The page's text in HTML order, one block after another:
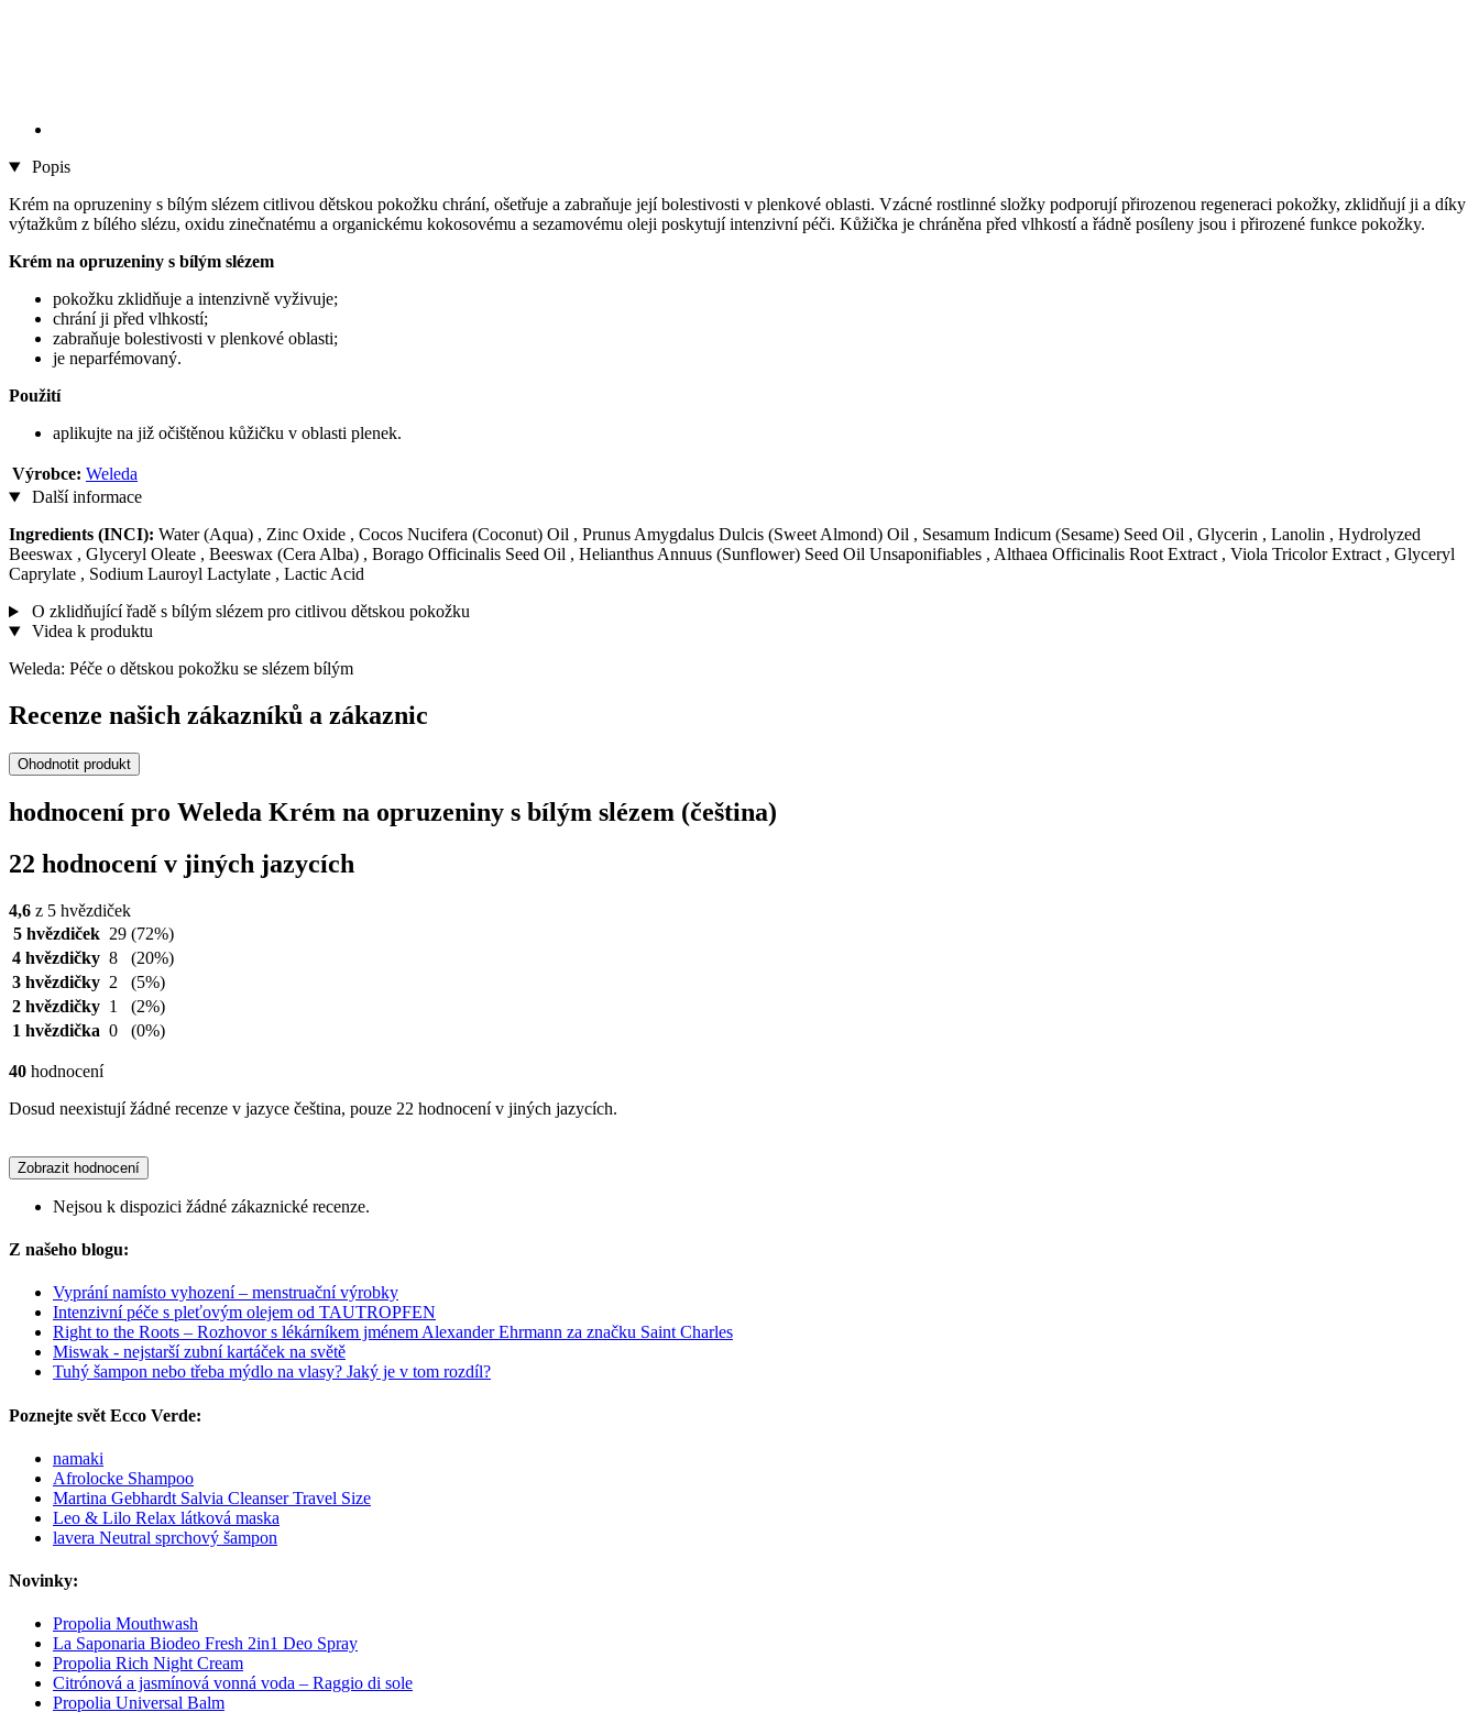
Popis
Krém na opruzeniny s bílým slézem citlivou dětskou pokožku chrání, ošetřuje a zabraňuje její bolestivosti v plenkové oblasti. Vzácné rostlinné složky podporují přirozenou regeneraci pokožky, zklidňují ji a díky
výtažkům z bílého slézu, oxidu zinečnatému a organickému kokosovému a sezamovému oleji poskytují intenzivní péči. Kůžička je chráněna před vlhkostí a řádně posíleny jsou i přirozené funkce pokožky.
Krém na opruzeniny s bílým slézem
pokožku zklidňuje a intenzivně vyživuje;
chrání ji před vlhkostí;
zabraňuje bolestivosti v plenkové oblasti;
je neparfémovaný.
Použití
aplikujte na již očištěnou kůžičku v oblasti plenek.
Výrobce: Weleda
Další informace
Ingredients (INCI): Water (Aqua) , Zinc Oxide , Cocos Nucifera (Coconut) Oil , Prunus Amygdalus Dulcis (Sweet Almond) Oil , Sesamum Indicum (Sesame) Seed Oil , Glycerin , Lanolin , Hydrolyzed
Beeswax , Glyceryl Oleate , Beeswax (Cera Alba) , Borago Officinalis Seed Oil , Helianthus Annuus (Sunflower) Seed Oil Unsaponifiables , Althaea Officinalis Root Extract , Viola Tricolor Extract , Glyceryl
Caprylate , Sodium Lauroyl Lactylate , Lactic Acid
O zklidňující řadě s bílým slézem pro citlivou dětskou pokožku
Videa k produktu
Weleda: Péče o dětskou pokožku se slézem bílým
Recenze našich zákazníků a zákaznic
Ohodnotit produkt
hodnocení pro Weleda Krém na opruzeniny s bílým slézem (čeština)
22 hodnocení v jiných jazycích
4,6 z 5 hvězdiček
5 hvězdiček 29 (72%)
4 hvězdičky 8
(20%)
3 hvězdičky 2
(5%)
2 hvězdičky 1
(2%)
1 hvězdička 0 (0%)
40 hodnocení
Dosud neexistují žádné recenze v jazyce čeština, pouze 22 hodnocení v jiných jazycích.
Zobrazit hodnocení
Nejsou k dispozici žádné zákaznické recenze.
Z našeho blogu:
Vyprání namísto vyhození – menstruační výrobky
Intenzivní péče s pleťovým olejem od TAUTROPFEN
Right to the Roots – Rozhovor s lékárníkem jménem Alexander Ehrmann za značku Saint Charles
Miswak - nejstarší zubní kartáček na světě
Tuhý šampon nebo třeba mýdlo na vlasy? Jaký je v tom rozdíl?
Poznejte svět Ecco Verde:
namaki
Afrolocke Shampoo
Martina Gebhardt Salvia Cleanser Travel Size
Leo & Lilo Relax látková maska
lavera Neutral sprchový šampon
Novinky:
Propolia Mouthwash
La Saponaria Biodeo Fresh 2in1 Deo Spray
Propolia Rich Night Cream
Citrónová a jasmínová vonná voda – Raggio di sole
Propolia Universal Balm